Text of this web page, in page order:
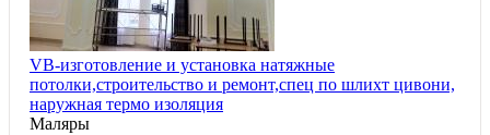
VB-изготовление и установка натяжные
потолки,строительство и ремонт,спец по шлихт цивони,
наружная термо изоляция
Маляры